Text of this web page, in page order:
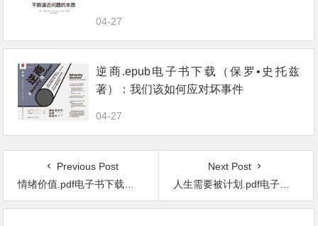
04-27
逆商.epub电子书下载（保罗•史托兹
著）：我们该如何应对坏事件
04-27
Previous Post
情绪价值.pdf电子书下载（郑实 著）
Next Post
人生需要被计划.pdf电子书下载（【加】迈克尔·邦吉·斯坦尼尔 著）